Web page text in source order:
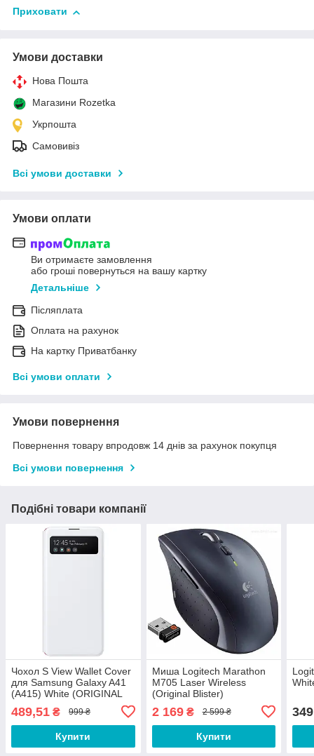
Приховати
Умови доставки
Нова Пошта
Магазини Rozetka
Укрпошта
Самовивіз
Всі умови доставки
Умови оплати
Ви отримаєте замовлення
або гроші повернуться на вашу картку
Детальніше
Післяплата
Оплата на рахунок
На картку Приватбанку
Всі умови оплати
Умови повернення
Повернення товару впродовж 14 днів за рахунок покупця
Всі умови повернення
Подібні товари компанії
Чохол S View Wallet Cover
для Samsung Galaxy A41
(A415) White (ORIGINAL
489,51 ₴ 999 ₴
Купити
Миша Logitech Marathon
M705 Laser Wireless
(Original Blister)
2 169₴ 2 599 ₴
Купити
349